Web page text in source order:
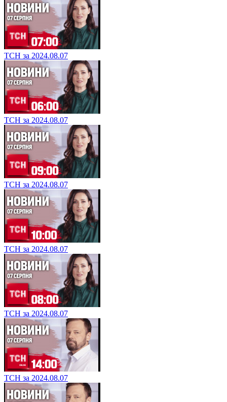
ТСН за 2024.08.07
ТСН за 2024.08.07
ТСН за 2024.08.07
ТСН за 2024.08.07
ТСН за 2024.08.07
ТСН за 2024.08.07